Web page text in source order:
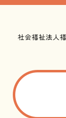
ユニット型
従来型 特別